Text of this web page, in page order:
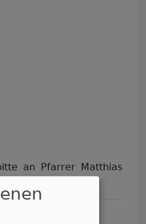
an Pfarrer Matthias